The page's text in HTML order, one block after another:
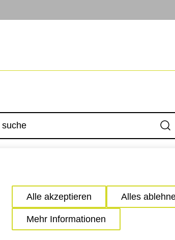
Mehr Informationen
Alles
Alle akzeptieren
impressum
datenschutz
cookie einstellungen